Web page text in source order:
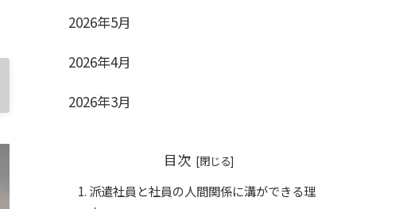
2026年5月
2026年4月
2026年3月
目次
派遣社員と社員の人間関係に溝ができる理